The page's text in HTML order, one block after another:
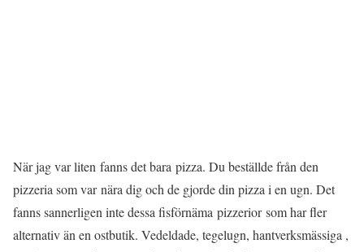
När jag var liten fanns det bara pizza. Du beställde från den
pizzeria som var nära dig och de gjorde din pizza i en ugn. Det
fanns sannerligen inte dessa fisförnäma pizzerior som har fler
alternativ än en ostbutik. Vedeldade, tegelugn, hantverksmässiga ,